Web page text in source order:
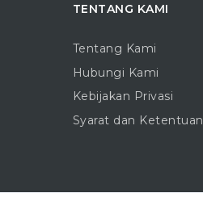
TENTANG KAMI
Tentang Kami
Hubungi Kami
Kebijakan Privasi
Syarat dan Ketentuan